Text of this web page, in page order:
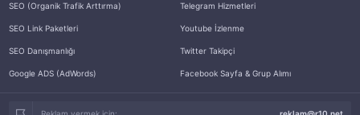
SEO (Organik Trafik Arttırma)
SEO Link Paketleri
SEO Danışmanlığı
Google ADS (AdWords)
Telegram Hizmetleri
Youtube İzlenme
Twitter Takipçi
Facebook Sayfa & Grup Alımı